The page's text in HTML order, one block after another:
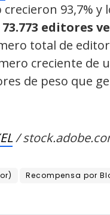
93,7%
editores
total de
creciente de
de peso que
/
Recompensa por